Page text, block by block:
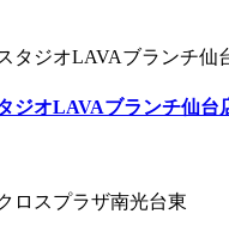
ジオLAVAブランチ仙台